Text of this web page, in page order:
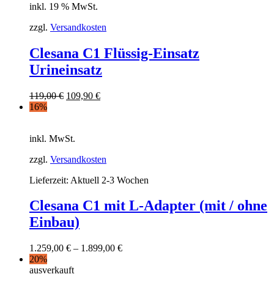
inkl. 19 % MwSt.
zzgl. Versandkosten
Clesana C1 Flüssig-Einsatz
Urineinsatz
119,00€ 109,90 €
16%
inkl. MwSt.
zzgl. Versandkosten
Lieferzeit: Aktuell 2-3 Wochen
Clesana C1 mit L-Adapter (mit / ohne
Einbau)
1.259,00 € – 1.899,00 €
20%
ausverkauft